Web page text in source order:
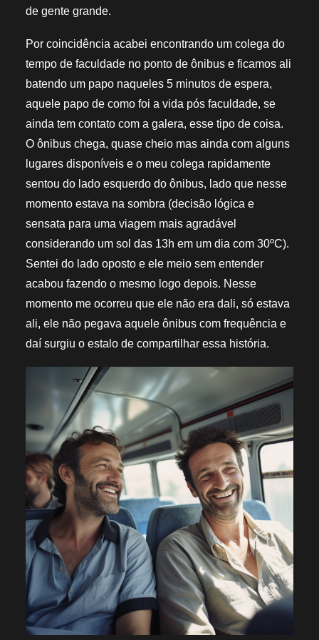
de gente grande.
Por coincidência acabei encontrando um colega do
tempo de faculdade no ponto de ônibus e ficamos ali
batendo um papo naqueles 5 minutos de espera,
aquele papo de como foi a vida pós faculdade, se
ainda tem contato com a galera, esse tipo de coisa.
O ônibus chega, quase cheio mas ainda com alguns
lugares disponíveis e o meu colega rapidamente
sentou do lado esquerdo do ônibus, lado que nesse
momento estava na sombra (decisão lógica e
sensata para uma viagem mais agradável
considerando um sol das 13h em um dia com 30ºC).
Sentei do lado oposto e ele meio sem entender
acabou fazendo o mesmo logo depois. Nesse
momento me ocorreu que ele não era dali, só estava
ali, ele não pegava aquele ônibus com frequência e
daí surgiu o estalo de compartilhar essa história.